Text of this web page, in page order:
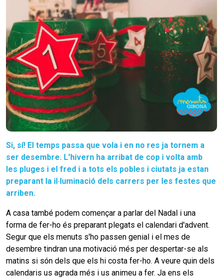
Si, sí! El temps passa que vola i en no res ja tornem a
ser desembre. L'hivern ha arribat de cop i volta amb
les pluges i el fred i a tots els pobles i ciutats ja estan
preparant la il·luminació dels carrers per les festes que
arriben.
A casa també podem començar a parlar del Nadal i una
forma de fer-ho és preparant plegats el calendari d'advent.
Segur que els menuts s'ho passen genial i el mes de
desembre tindran una motivació més per despertar-se als
matins si són dels que els hi costa fer-ho. A veure quin dels
calendaris us agrada més i us animeu a fer. Ja ens els